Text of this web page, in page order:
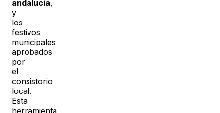
andalucia,
y
los
festivos
municipales
aprobados
por
el
consistorio
local.
Esta
herramienta